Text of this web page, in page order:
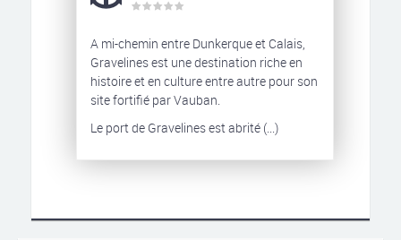
A mi-chemin entre Dunkerque et Calais,
Gravelines est une destination riche en
histoire et en culture entre autre pour son
site fortifié par Vauban.
Le port de Gravelines est abrité (...)